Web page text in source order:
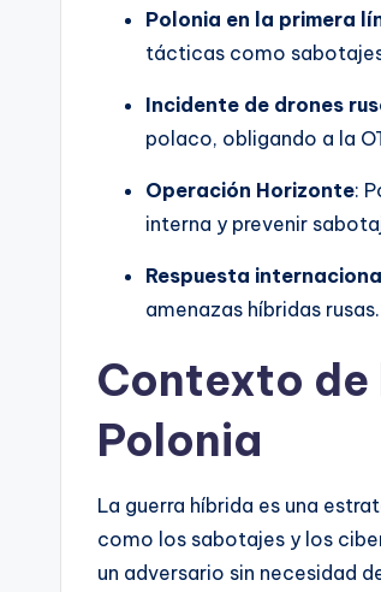
Polonia en la primera
tácticas como
Incidente de drones
polaco, obligando a la
Operación Horizonte:
interna y prevenir
Respuesta
amenazas híbridas rusas.
Contexto de
Polonia
La guerra híbrida es una
como los sabotajes y los
un adversario sin necesidad